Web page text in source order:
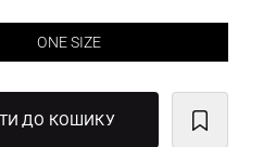
ONE SIZE
ДО КОШИКУ